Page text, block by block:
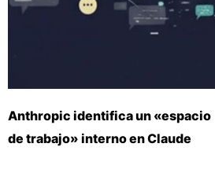
Anthropic identifica un «espacio
de trabajo» interno en Claude